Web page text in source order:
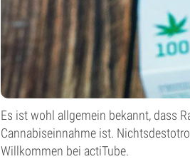
Es ist wohl allgemein bekannt, dass
Cannabiseinnahme ist.
Willkommen bei actiTube.